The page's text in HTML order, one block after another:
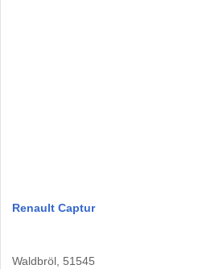
Renault Captur
Waldbröl, 51545